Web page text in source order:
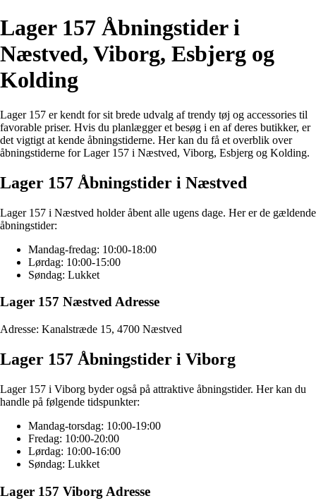
Lager 157 Åbningstider i
Næstved, Viborg, Esbjerg og
Kolding
Lager 157 er kendt for sit brede udvalg af trendy tøj og accessories til
favorable priser. Hvis du planlægger et besøg i en af deres butikker, er
det vigtigt at kende åbningstiderne. Her kan du få et overblik over
åbningstiderne for Lager 157 i Næstved, Viborg, Esbjerg og Kolding.
Lager 157 Åbningstider i Næstved
Lager 157 i Næstved holder åbent alle ugens dage. Her er de gældende
åbningstider:
Mandag-fredag: 10:00-18:00
Lørdag: 10:00-15:00
Søndag: Lukket
Lager 157 Næstved Adresse
Adresse: Kanalstræde 15, 4700 Næstved
Lager 157 Åbningstider i Viborg
Lager 157 i Viborg byder også på attraktive åbningstider. Her kan du
handle på følgende tidspunkter:
Mandag-torsdag: 10:00-19:00
Fredag: 10:00-20:00
Lørdag: 10:00-16:00
Søndag: Lukket
Lager 157 Viborg Adresse